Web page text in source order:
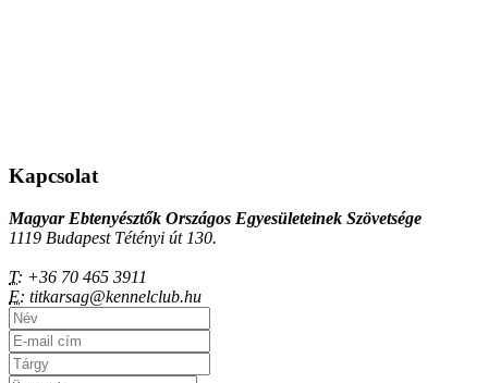
Kapcsolat
Magyar Ebtenyésztők Országos Egyesületeinek Szövetsége
1119 Budapest Tétényi út 130.
T: +36 70 465 3911
E: titkarsag@kennelclub.hu